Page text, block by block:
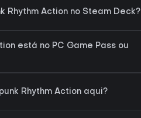
Rhythm Action no Steam Deck?
está no PC Game Pass ou
Rhythm Action aqui?